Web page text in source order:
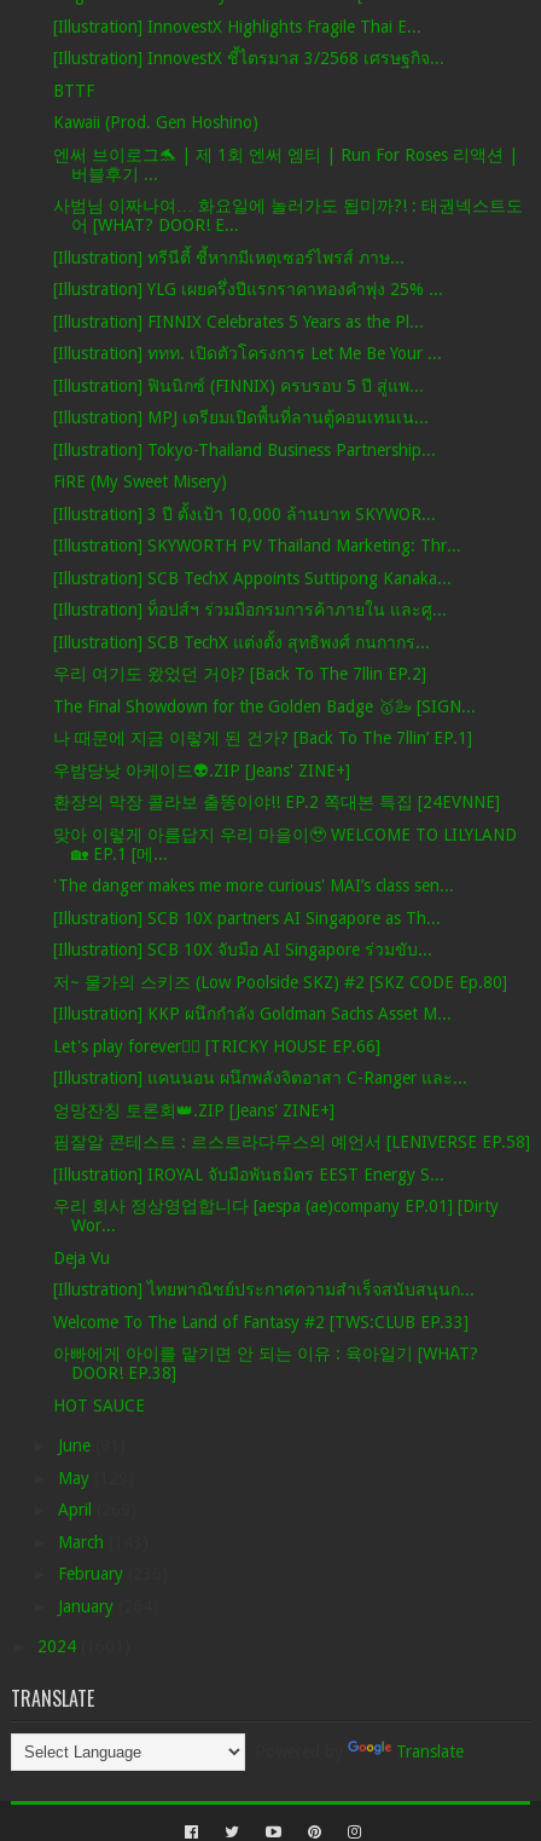
[Illustration] InnovestX Highlights Fragile Thai E...
[Illustration] InnovestX ชี้ไตรมาส 3/2568 เศรษฐกิจ...
BTTF
Kawaii (Prod. Gen Hoshino)
엔써 브이로그🐬 | 제 1회 엔써 엠티 | Run For Roses 리액션 |
버블후기 ...
사범님 이짜나여… 화요일에 놀러가도 됩미까?! : 태권넥스트도
어 [WHAT? DOOR! E...
[Illustration] ทรีนีตี้ ชี้หากมีเหตุเซอร์ไพรส์ ภาษ...
[Illustration] YLG เผยครึ่งปีแรกราคาทองคำพุ่ง 25% ...
[Illustration] FINNIX Celebrates 5 Years as the Pl...
[Illustration] ททท. เปิดตัวโครงการ Let Me Be Your ...
[Illustration] ฟินนิกซ์ (FINNIX) ครบรอบ 5 ปี สู่แพ...
[Illustration] MPJ เตรียมเปิดพื้นที่ลานตู้คอนเทนเน...
[Illustration] Tokyo-Thailand Business Partnership...
FiRE (My Sweet Misery)
[Illustration] 3 ปี ตั้งเป้า 10,000 ล้านบาท SKYWOR...
[Illustration] SKYWORTH PV Thailand Marketing: Thr...
[Illustration] SCB TechX Appoints Suttipong Kanaka...
[Illustration] ท็อปส์ฯ ร่วมมือกรมการค้าภายใน และศู...
[Illustration] SCB TechX แต่งตั้ง สุทธิพงศ์ กนกากร...
우리 여기도 왔었던 거야? [Back To The 7llin EP.2]
The Final Showdown for the Golden Badge 🥇🦢 [SIGN...
나 때문에 지금 이렇게 된 건가? [Back To The 7llin’ EP.1]
우밤당낮 아케이드👽.ZIP [Jeans' ZINE+]
환장의 막장 콜라보 출똥이야!! EP.2 쪽대본 특집 [24EVNNE]
맞아 이렇게 아름답지 우리 마을이🥹 WELCOME TO LILYLAND
🏡 EP.1 [메...
'The danger makes me more curious' MAI’s class sen...
[Illustration] SCB 10X partners AI Singapore as Th...
[Illustration] SCB 10X จับมือ AI Singapore ร่วมขับ...
저~ 물가의 스키즈 (Low Poolside SKZ) #2 [SKZ CODE Ep.80]
[Illustration] KKP ผนึกกำลัง Goldman Sachs Asset M...
Let's play forever🤸‍♀️ [TRICKY HOUSE EP.66]
[Illustration] แคนนอน ผนึกพลังจิตอาสา C-Ranger และ...
엉망잔칭 토론회👑.ZIP [Jeans' ZINE+]
핌잘알 콘테스트 : 르스트라다무스의 예언서 [LENIVERSE EP.58]
[Illustration] IROYAL จับมือพันธมิตร EEST Energy S...
우리 회사 정상영업합니다 [aespa (ae)company EP.01] [Dirty
Wor...
Deja Vu
[Illustration] ไทยพาณิชย์ประกาศความสำเร็จสนับสนุนก...
Welcome To The Land of Fantasy #2 [TWS:CLUB EP.33]
아빠에게 아이를 맡기면 안 되는 이유 : 육아일기 [WHAT?
DOOR! EP.38]
HOT SAUCE
June
May
April
March
February
January
2024
TRANSLATE
Translate